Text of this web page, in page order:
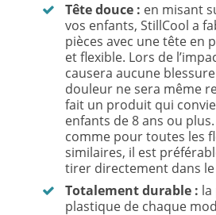
Tête douce : en misant
vos enfants, StillCool a
pièces avec une tête en
et flexible. Lors de
causera aucune
douleur ne sera même
fait un produit qui
enfants de 8 ans ou
comme pour toutes les
similaires, il est
tirer directement dans le
Totalement durable : la
plastique de chaque